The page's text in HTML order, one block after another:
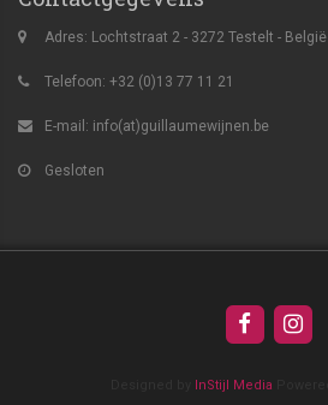
Adres: Lochtstraat 2 - 3272 Testelt - België
Telefoon: +32 (0)13 77 11 21
E-mail: info(at)guillaumewijnen.be
Gesloten
InStijl Media